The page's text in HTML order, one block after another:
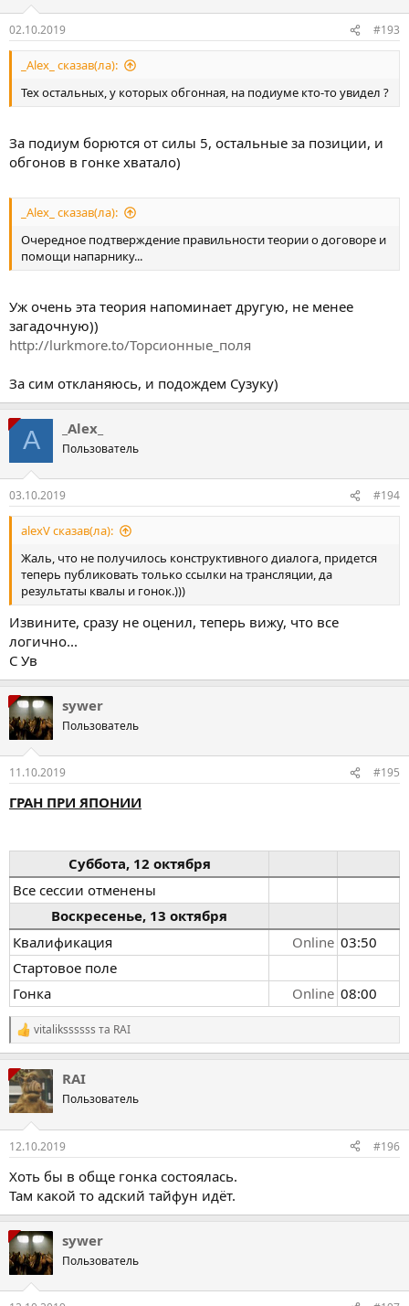
02.10.2019 #193
_Alex_ сказав(ла):
Тех остальных, у которых обгонная, на подиуме кто-то увидел ?
За подиум борются от силы 5, остальные за позиции, и
обгонов в гонке хватало)
_Alex_ сказав(ла):
Очередное подтверждение правильности теории о договоре и
помощи напарнику...
Уж очень эта теория напоминает другую, не менее
загадочную))
http://lurkmore.to/Торсионные_поля
За сим откланяюсь, и подождем Сузуку)
A _Alex_
Пользователь
03.10.2019 #194
alexV сказав(ла):
Жаль, что не получилось конструктивного диалога, придется
теперь публиковать только ссылки на трансляции, да
результаты квалы и гонок.)))
Извините, сразу не оценил, теперь вижу, что все
логично...
С Ув
sywer
Пользователь
11.10.2019 #195
ГРАН ПРИ ЯПОНИИ
Суббота, 12 октября
Все сессии отменены
Воскресенье, 13 октября
Квалификация
Online 03:50
Стартовое поле
Гонка
Online 08:00
Р
е
а
к
ц
і
vitalikssssss та RAI
RAI
Пользователь
12.10.2019 #196
Хоть бы в обще гонка состоялась.
Там какой то адский тайфун идёт.
sywer
Пользователь